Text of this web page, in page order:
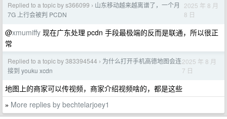
Replied to a topic by s366099 › 山东移动越来越离谱了，一个月
7G 上行会被判 PCDN
2025 年 8 月
8 日
@xmumiffy 现在广东处理 pcdn 手段最极端的反而是联通，所以很正
常
Replied to a topic by 383394544 › 为什么打开手机高德地图会连
接到 youku xcdn
2025 年 8 月
7 日
地图上的商家可以传视频，商家介绍视频啥的，都是这些
» More replies by bechtelarjoey1